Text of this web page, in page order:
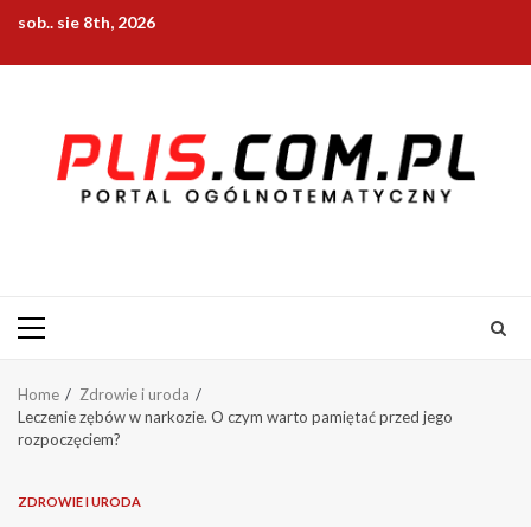
content
sob.. sie 8th, 2026
Primary
Home
Zdrowie i uroda
Leczenie zębów w narkozie. O czym warto pamiętać przed jego
rozpoczęciem?
ZDROWIE I URODA